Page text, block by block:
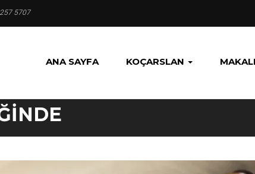
5707
ANA SAYFA KOÇARSLAN